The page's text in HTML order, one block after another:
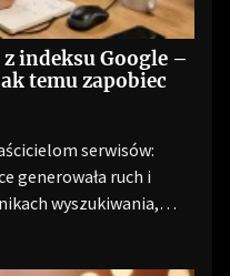
indeksu Google –
temu zapobiec
serwisów:
generowała ruch i
wyszukiwania,